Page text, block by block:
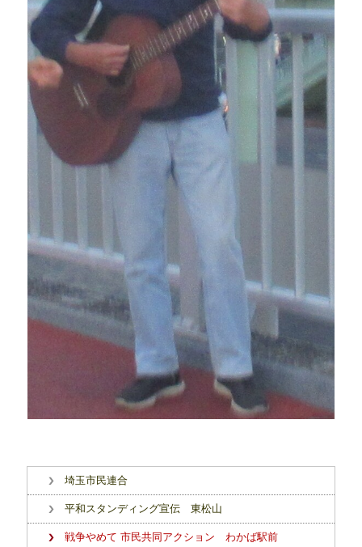
埼玉市民連合
平和スタンディング宣伝 東松山
戦争やめて 市民共同アクション わかば駅前